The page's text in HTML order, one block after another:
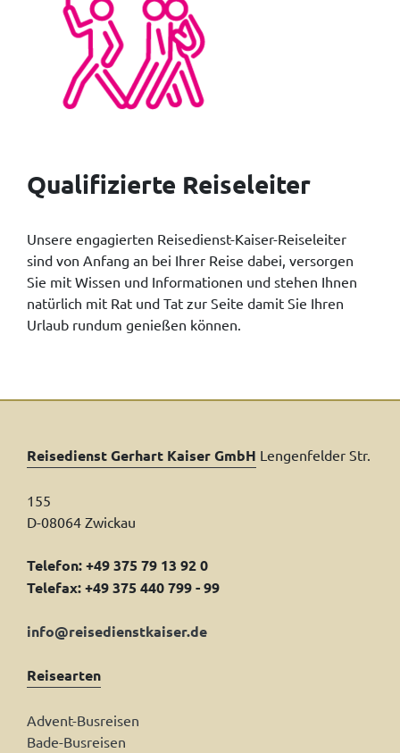
Qualifizierte Reiseleiter
Unsere engagierten Reisedienst-Kaiser-Reiseleiter
sind von Anfang an bei Ihrer Reise dabei, versorgen
Sie mit Wissen und Informationen und stehen Ihnen
natürlich mit Rat und Tat zur Seite damit Sie Ihren
Urlaub rundum genießen können.
Reisedienst Gerhart Kaiser GmbH Lengenfelder Str.
155
D-08064 Zwickau
Telefon: +49 375 79 13 92 0
Telefax: +49 375 440 799 - 99
info@reisedienstkaiser.de
Reisearten
Advent-Busreisen
Bade-Busreisen